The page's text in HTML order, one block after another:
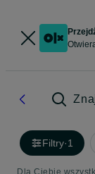
Filtry·1
Dla Ciebie